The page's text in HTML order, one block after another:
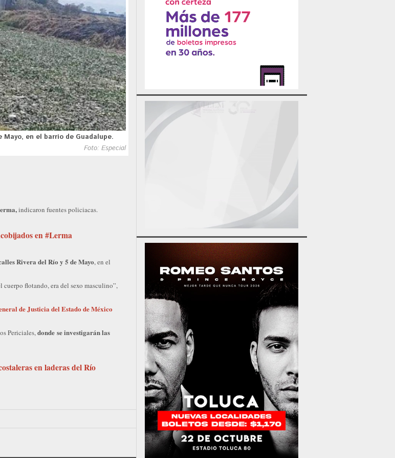
en el barrio de Guadalupe.
Foto: Especial
indicaron fuentes policiacas.
en #Lerma
Rivera del Río y 5 de Mayo, en el
cuerpo flotando, era del sexo masculino”,
de Justicia del Estado de México
Periciales,donde se investigarán las
en laderas del Río